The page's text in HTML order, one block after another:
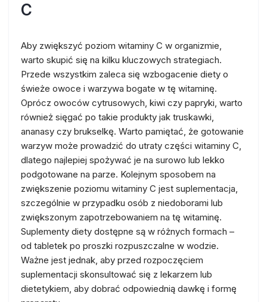
C
Aby zwiększyć poziom witaminy C w organizmie,
warto skupić się na kilku kluczowych strategiach.
Przede wszystkim zaleca się wzbogacenie diety o
świeże owoce i warzywa bogate w tę witaminę.
Oprócz owoców cytrusowych, kiwi czy papryki, warto
również sięgać po takie produkty jak truskawki,
ananasy czy brukselkę. Warto pamiętać, że gotowanie
warzyw może prowadzić do utraty części witaminy C,
dlatego najlepiej spożywać je na surowo lub lekko
podgotowane na parze. Kolejnym sposobem na
zwiększenie poziomu witaminy C jest suplementacja,
szczególnie w przypadku osób z niedoborami lub
zwiększonym zapotrzebowaniem na tę witaminę.
Suplementy diety dostępne są w różnych formach –
od tabletek po proszki rozpuszczalne w wodzie.
Ważne jest jednak, aby przed rozpoczęciem
suplementacji skonsultować się z lekarzem lub
dietetykiem, aby dobrać odpowiednią dawkę i formę